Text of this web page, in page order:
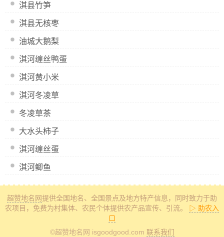
淇县竹笋
淇县无核枣
油城大鹅梨
淇河缠丝鸭蛋
淇河黄小米
淇河冬凌草
冬凌草茶
大水头柿子
淇河缠丝蛋
淇河鲫鱼
超赞地名网提供全国地名、全国景点及地方特产信息 ，同时致力于助
农项目，免费为村集体、农民个体提供农产品宣传、引流。 ▷ 助农入
口
©超赞地名网 isgoodgood.com 联系我们